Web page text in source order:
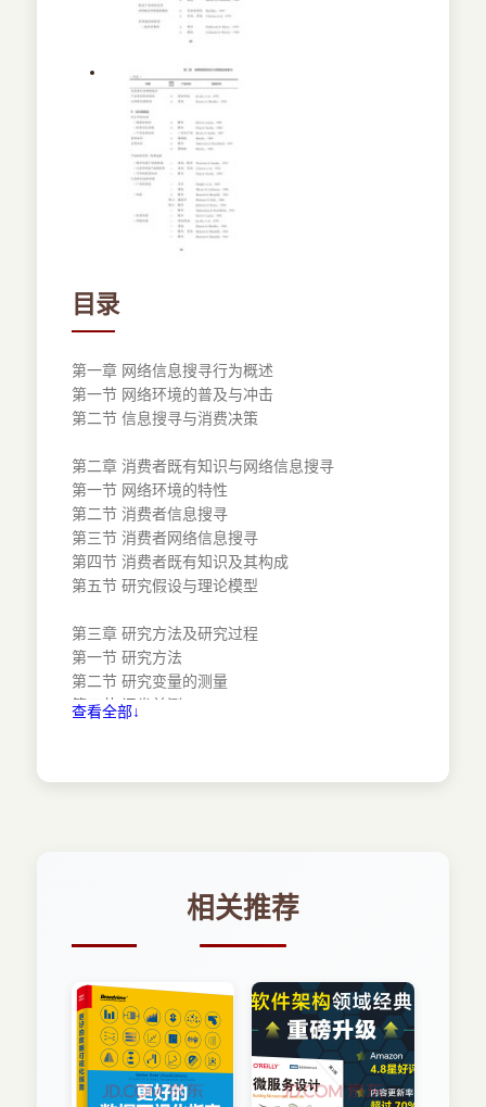
目录
第一章 网络信息搜寻行为概述
第一节 网络环境的普及与冲击
第二节 信息搜寻与消费决策
第二章 消费者既有知识与网络信息搜寻
第一节 网络环境的特性
第二节 消费者信息搜寻
第三节 消费者网络信息搜寻
第四节 消费者既有知识及其构成
第五节 研究假设与理论模型
第三章 研究方法及研究过程
第一节 研究方法
第二节 研究变量的测量
第三节 问卷前测
第二节 研究贡献及管理建议
第三节 研究的不足与后续努力方向
参考文献
附录
附录一 需要修正的部分潜变量的CFA分析
附录二 调查问卷
查看全部↓
相关推荐